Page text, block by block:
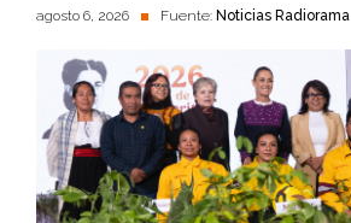
agosto 6, 2026 Fuente: Noticias Radiorama